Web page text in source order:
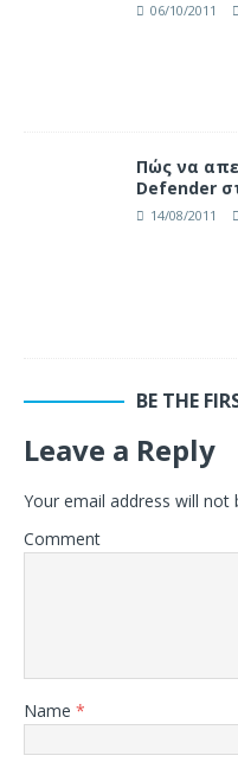
06/10/2011
Πώς να
Defender
14/08/2011
BE THE
Leave a Reply
Your email address will not
Comment
Name *